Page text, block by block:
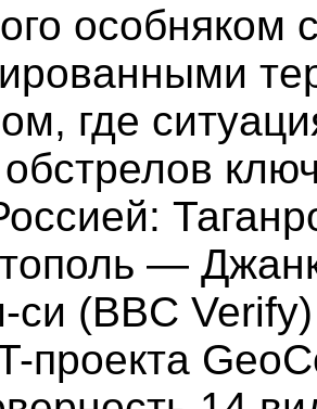
особняком
где
обстрелов
—
си (BBC
проекта